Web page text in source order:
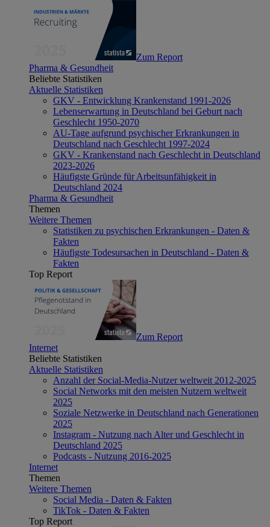
Zum Report
Pharma & Gesundheit
Beliebte Statistiken
Aktuelle Statistiken
GKV - Entwicklung Krankenstand 1991-2026
Lebenserwartung in Deutschland bei Geburt nach
Geschlecht 1950-2070
AU-Tage aufgrund psychischer Erkrankungen in
Deutschland nach Geschlecht 1997-2024
GKV - Krankenstand nach Geschlecht in Deutschland
2023-2026
Häufigste Gründe für Arbeitsunfähigkeit in
Deutschland 2024
Pharma & Gesundheit
Themen
Weitere Themen
Statistiken zu psychischen Erkrankungen - Daten &
Fakten
Häufigste Todesursachen in Deutschland - Daten &
Fakten
Top Report
Zum Report
Internet
Beliebte Statistiken
Aktuelle Statistiken
Anzahl der Social-Media-Nutzer weltweit 2012-2025
Social Networks mit den meisten Nutzern weltweit
2025
Soziale Netzwerke in Deutschland nach Generationen
2025
Instagram - Nutzung nach Alter und Geschlecht in
Deutschland 2025
Podcasts - Nutzung 2016-2025
Internet
Themen
Weitere Themen
Social Media - Daten & Fakten
TikTok - Daten & Fakten
Top Report